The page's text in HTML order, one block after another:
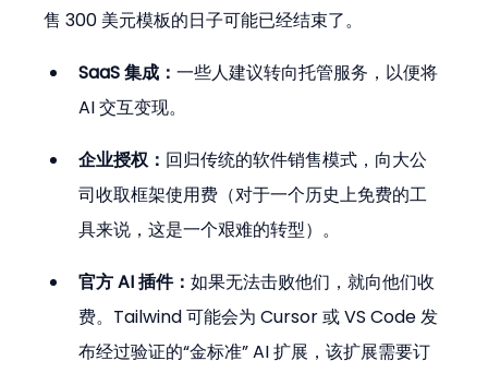
售 300 美元模板的日子可能已经结束了。
SaaS 集成：一些人建议转向托管服务，以便将
AI 交互变现。
企业授权： 回归传统的软件销售模式，向大公
司收取框架使用费（对于一个历史上免费的工
具来说，这是一个艰难的转型）。
官方 AI 插件：如果无法击败他们，就向他们收
费。Tailwind 可能会为 Cursor 或 VS Code 发
布经过验证的“金标准” AI 扩展，该扩展需要订